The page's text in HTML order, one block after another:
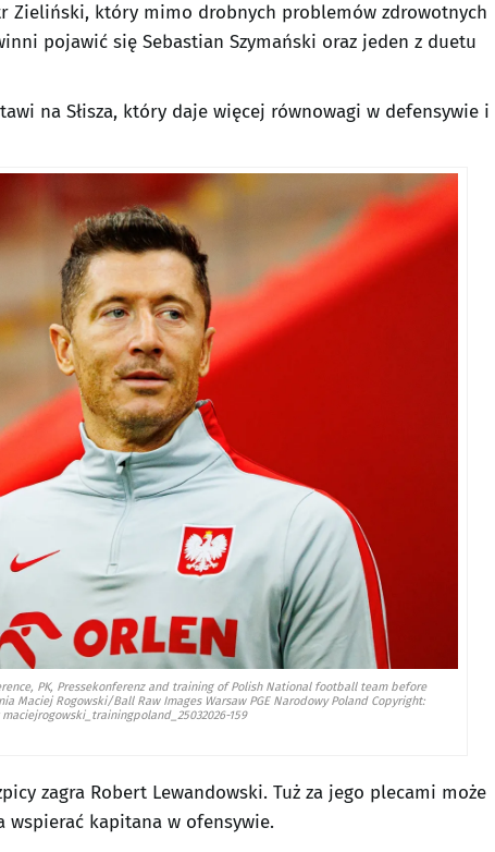
Zieliński, który mimo drobnych problemów zdrowotnych
pojawić się Sebastian Szymański oraz jeden z duetu
na Słisza, który daje więcej równowagi w defensywie i
PK, Pressekonferenz and training of Polish National football team before
Maciej Rogowski/Ball Raw Images Warsaw PGE Narodowy Poland Copyright:
159
zagra Robert Lewandowski. Tuż za jego plecami może
wspierać kapitana w ofensywie.